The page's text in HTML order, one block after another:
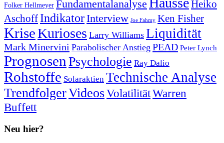
Folker Hellmeyer Fundamentalanalyse
Heiko
Aschoff IndikatorInterview Joe Fahmy Ken Fisher
KriseKurioses Larry Williams Liquidität
Mark Minervini Parabolischer Anstieg PEAD Peter Lynch
Prognosen Psychologie Ray Dalio
Rohstoffe Solaraktien Technische Analyse
TrendfolgerVideosVolatilitätWarren
Buffett
Neu hier?